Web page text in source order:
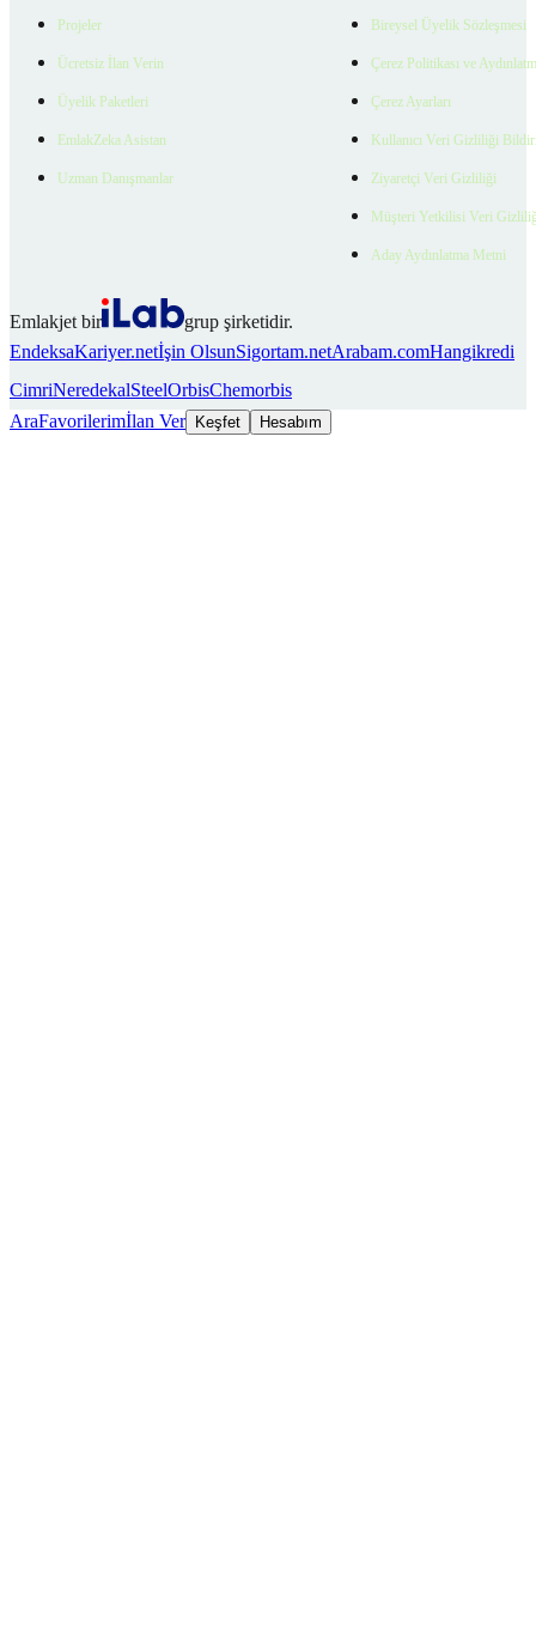
Projeler
Ücretsiz İlan Verin
Üyelik Paketleri
EmlakZeka Asistan
Uzman Danışmanlar
Bireysel Üyelik Sözleşmesi
Çerez Politikası ve
Çerez Ayarları
Kullanıcı Veri Gizliliği
Ziyaretçi Veri Gizliliği
Müşteri Yetkilisi Veri
Aday Aydınlatma Metni
Emlakjet bir
grup şirketidir.
EndeksaKariyer.netİşin OlsunSigortam.netArabam.comHangikredi
CimriNeredekalSteelOrbisChemorbis
AraFavorilerimİlan Ver Keşfet Hesabım